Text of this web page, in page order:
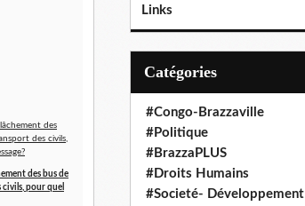
des bus de
pour quel
Links
Catégories
#Congo-Brazzaville
#Politique
#BrazzaPLUS
#Droits Humains
#Societé- Développement